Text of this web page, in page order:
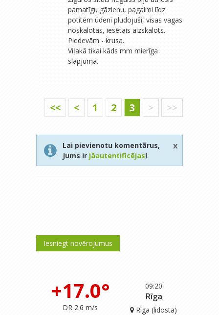
pamatīgu gāzienu, pagalmi līdz
potītēm ūdenī pludojuši, visas vagas
noskalotas, iesētais aizskalots.
Piedevām - krusa.
Viļakā tikai kāds mm mierīga
slapjuma.
<< < 1 2 3 > >>
Lai pievienotu komentārus,
Jums ir jāautentificējas!
x
Iesniegt novērojumus
09:20
+17.0°
DR 2.6 m/s
Rīga
Rīga (lidosta)